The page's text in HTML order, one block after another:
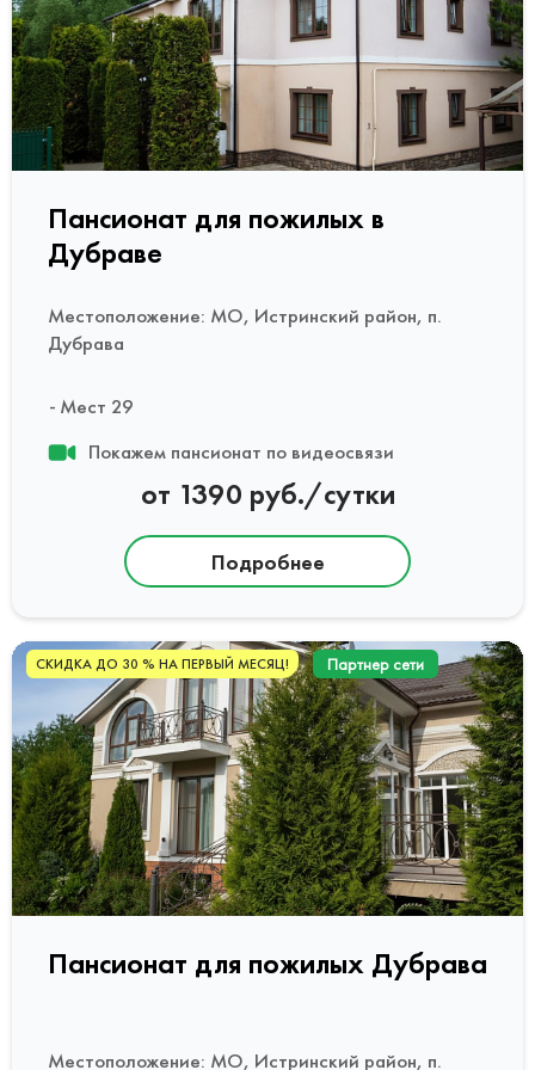
Пансионат для пожилых в
Дубраве
Местоположение: МО, Истринский район, п.
Дубрава
Мест 29
Покажем пансионат по видеосвязи
от 1390 руб./сутки
Подробнее
СКИДКА ДО 30 % НА ПЕРВЫЙ МЕСЯЦ! Партнер сети
Пансионат для пожилых Дубрава
Местоположение: МО, Истринский район, п.